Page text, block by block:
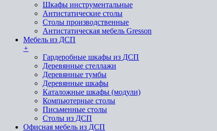
Шкафы инструментальные
Антистатические столы
Столы производственные
Антистатическая мебель Gresson
Мебель из ДСП
+
Гардеробные шкафы из ДСП
Деревянные стеллажи
Деревянные тумбы
Деревянные шкафы
Каталожные шкафы (модули)
Компьютерные столы
Письменные столы
Столы из ДСП
Офисная мебель из ДСП